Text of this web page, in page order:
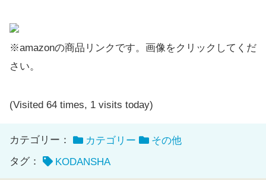
※amazonの商品リンクです。画像をクリックしてくだ
さい。
(Visited 64 times, 1 visits today)
カテゴリー： カテゴリー
その他
タグ：
KODANSHA